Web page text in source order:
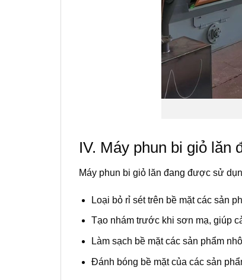
IV. Máy phun bi giỏ lăn
Máy phun bi giỏ lăn đang được sử
Loại bỏ rỉ sét trên bề mặt các sản
Tạo nhám trước khi sơn mạ, giúp
Làm sạch bề mặt các sản phẩm
Đánh bóng bề mặt của các sản